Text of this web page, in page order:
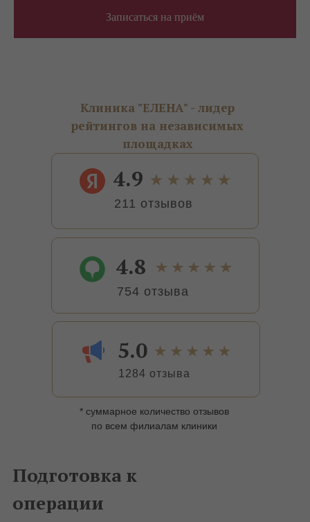
Записаться на приём
211 отзывов
4.9
754 отзыва
4.8
1284 отзыва
5.0
* суммарное количество отзывов
по всем филиалам клиники
Клиника "ЕЛЕНА" - лидер
рейтингов на независимых
площадках
Подготовка к
операции